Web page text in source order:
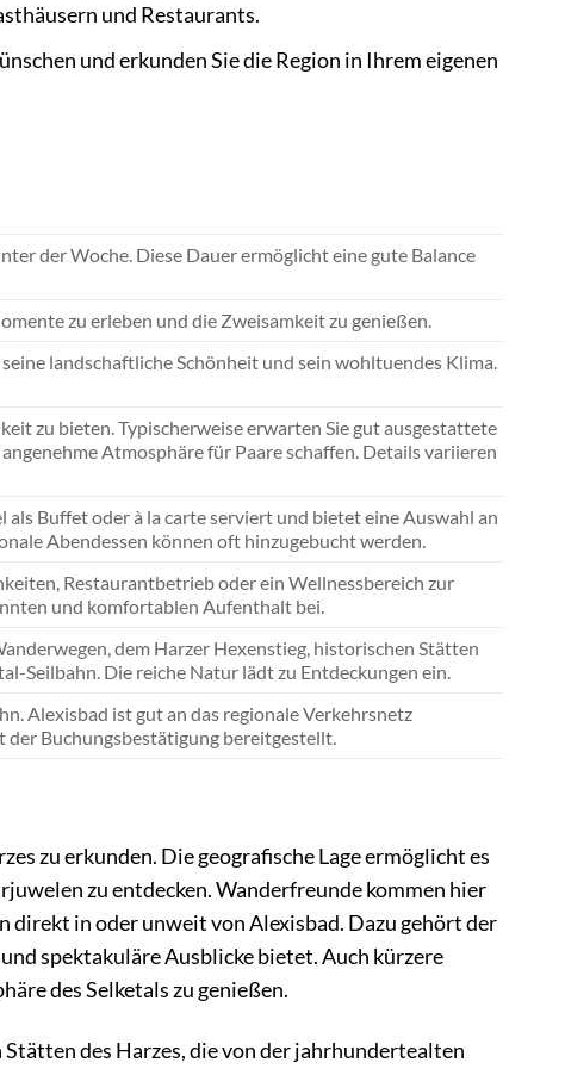
und Restaurants.
und erkunden Sie die Region in Ihrem eigenen
der Woche. Diese Dauer ermöglicht eine gute Balance
zu erleben und die Zweisamkeit zu genießen.
landschaftliche Schönheit und sein wohltuendes Klima.
zu bieten. Typischerweise erwarten Sie gut ausgestattete
Atmosphäre für Paare schaffen. Details variieren
Buffet oder à la carte serviert und bietet eine Auswahl an
Abendessen können oft hinzugebucht werden.
Restaurantbetrieb oder ein Wellnessbereich zur
und komfortablen Aufenthalt bei.
dem Harzer Hexenstieg, historischen Stätten
Seilbahn. Die reiche Natur lädt zu Entdeckungen ein.
Alexisbad ist gut an das regionale Verkehrsnetz
Buchungsbestätigung bereitgestellt.
zu erkunden. Die geografische Lage ermöglicht es
zu entdecken. Wanderfreunde kommen hier
direkt in oder unweit von Alexisbad. Dazu gehört der
spektakuläre Ausblicke bietet. Auch kürzere
des Selketals zu genießen.
des Harzes, die von der jahrhundertealten